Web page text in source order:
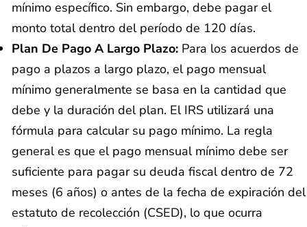
mínimo específico. Sin embargo, debe pagar el
monto total dentro del período de 120 días.
Plan De Pago A Largo Plazo: Para los acuerdos de
pago a plazos a largo plazo, el pago mensual
mínimo generalmente se basa en la cantidad que
debe y la duración del plan. El IRS utilizará una
fórmula para calcular su pago mínimo. La regla
general es que el pago mensual mínimo debe ser
suficiente para pagar su deuda fiscal dentro de 72
meses (6 años) o antes de la fecha de expiración del
estatuto de recolección (CSED), lo que ocurra